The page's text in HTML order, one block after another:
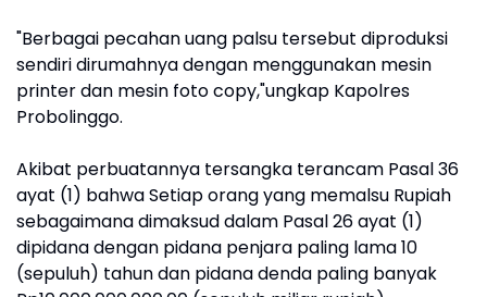
"Berbagai pecahan uang palsu tersebut diproduksi
sendiri dirumahnya dengan menggunakan mesin
printer dan mesin foto copy,"ungkap Kapolres
Probolinggo.
Akibat perbuatannya tersangka terancam Pasal 36
ayat (1) bahwa Setiap orang yang memalsu Rupiah
sebagaimana dimaksud dalam Pasal 26 ayat (1)
dipidana dengan pidana penjara paling lama 10
(sepuluh) tahun dan pidana denda paling banyak